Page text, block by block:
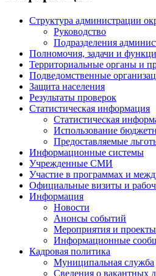
Структура администрации
Руководство
Подразделения
Полномочия, задачи и
Территориальные органы и
Подведомственные
Защита населения
Результаты проверок
Статистическая информация
Статистическая
Использование
Предоставляемые
Информационные системы
Учрежденные СМИ
Участие в программах и
Официальные визиты и
Информация
Новости
Анонсы событий
Мероприятия и проекты
Информационные
Кадровая политика
Муниципальная служба
Сведения о вакантных